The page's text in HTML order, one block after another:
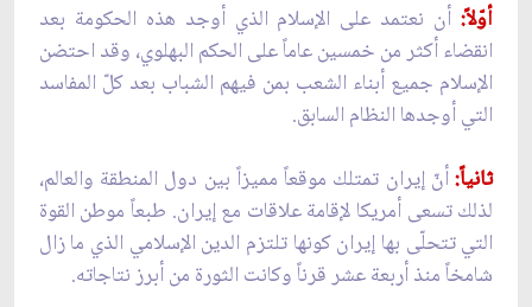
أوّلاً:أن نعتمد على الإسلام الذي أوجد هذه الحكومة بعد
انقضاء أكثر من خمسين عاماً على الحكم البهلوي، وقد احتضن
الإسلام جميع أبناء الشعب بمن فيهم الشباب بعد كلّ المفاسد
التي أوجدها النظام السابق.
ثانياً:أنّ إيران تمتلك موقعاً مميزاً بين دول المنطقة والعالم،
لذلك تسعى أمريكا لإقامة علاقات مع إيران. طبعاً موطن القوة
التي تتحلّى بها إيران كونها تلتزم الدين الإسلامي الذي ما زال
شامخاً منذ أربعة عشر قرناً وكانت الثورة من أبرز نتاجاته.